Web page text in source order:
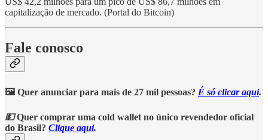
capitalização de mercado. (Portal do Bitcoin)
Fale conosco
🖼️ Quer anunciar para mais de 27 mil pessoas? É só clicar aqui.
💵Quer comprar uma cold wallet no único revendedor oficial
do Brasil? Clique aqui.